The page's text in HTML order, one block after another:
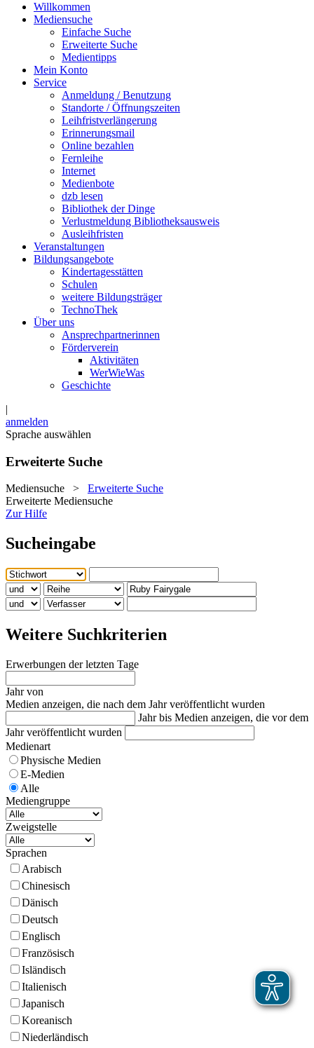
Willkommen
Mediensuche
Einfache Suche
Erweiterte Suche
Medientipps
Mein Konto
Service
Anmeldung / Benutzung
Standorte / Öffnungszeiten
Leihfristverlängerung
Erinnerungsmail
Online bezahlen
Fernleihe
Internet
Medienbote
dzb lesen
Bibliothek der Dinge
Verlustmeldung Bibliotheksausweis
Ausleihfristen
Veranstaltungen
Bildungsangebote
Kindertagesstätten
Schulen
weitere Bildungsträger
TechnoThek
Über uns
Ansprechpartnerinnen
Förderverein
Aktivitäten
WerWieWas
Geschichte
|
anmelden
Sprache auswählen
Erweiterte Suche
Mediensuche > Erweiterte Suche
Erweiterte Mediensuche
Zur Hilfe
Sucheingabe
Weitere Suchkriterien
Erwerbungen der letzten Tage
Jahr von
Medien anzeigen, die nach dem Jahr veröffentlicht wurden
Jahr bis Medien anzeigen, die vor dem
Jahr veröffentlicht wurden
Medienart
Physische Medien
E-Medien
Alle
Mediengruppe
Zweigstelle
Sprachen
Arabisch
Chinesisch
Dänisch
Deutsch
Englisch
Französisch
Isländisch
Italienisch
Japanisch
Koreanisch
Niederländisch